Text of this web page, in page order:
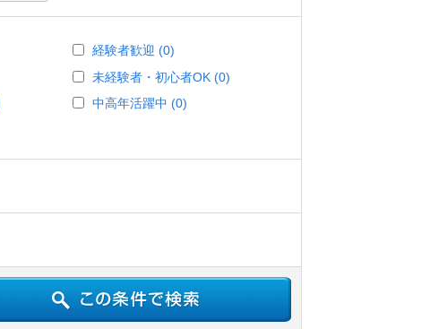
経験者歓迎 (0)
未経験者・初心者OK (0)
中高年活躍中 (0)